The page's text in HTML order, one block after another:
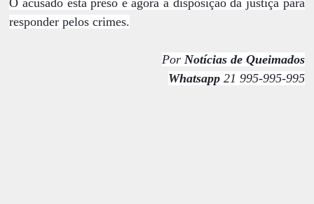
O acusado está preso e agora à disposição da justiça para
responder pelos crimes.
Por Notícias de Queimados
Whatsapp 21 995-995-995